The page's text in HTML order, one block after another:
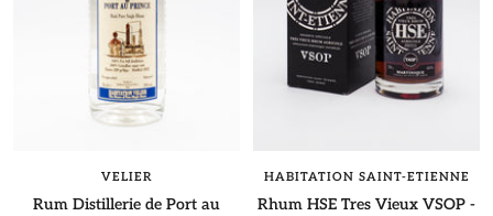
VELIER
Rum Distillerie de Port au
HABITATION SAINT-ETIENNE
Rhum HSE Tres Vieux VSOP -